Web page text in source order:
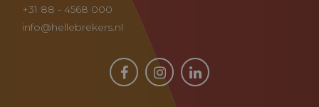
+31 88 - 4568 000
info@hellebrekers.nl